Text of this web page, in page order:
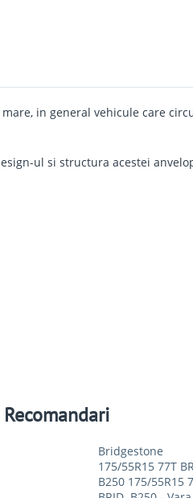
in general vehicule care
ul si structura acestei
Recomandari
Bridgestone
175/55R15 77T
B250 175/55R15